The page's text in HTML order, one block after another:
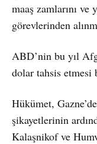
maaş zamlarını
görevlerinden
ABD’nin bu yıl
dolar tahsis etmesi
Hükümet,
şikayetlerinin
Kalaşnikof ve